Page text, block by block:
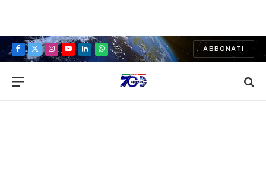
Facebook
X
Instagram
YouTubeLinkedInWhatsApp
ABBONATI